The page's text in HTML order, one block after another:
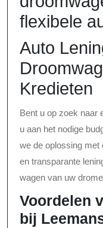
flexibele
Auto
Kredieten
Bent u op zoek naar
u aan het nodige
we de oplossing met
en transparante
wagen van uw
Voordelen
bij